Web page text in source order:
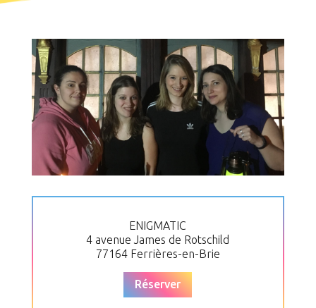
ENIGMATIC
4 avenue James de Rotschild
77164 Ferrières-en-Brie
Réserver